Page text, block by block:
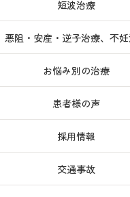
短波治療
悪阻・安産・逆子治療、不
お悩み別の治療
患者様の声
採用情報
交通事故